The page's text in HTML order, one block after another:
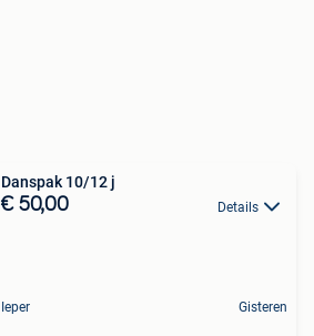
Danspak 10/12 j
€ 50,00 Details
Ieper Gisteren